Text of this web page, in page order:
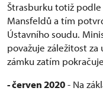
Štrasburku totiž
Mansfeldů a tím
Ústavního soudu.
považuje záležitost
zámku zatím
- červen 2020- Na